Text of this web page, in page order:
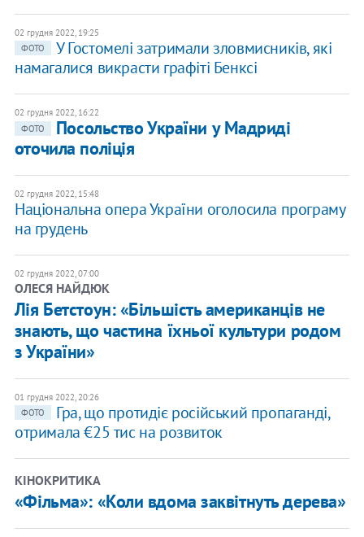
02 грудня 2022, 19:25
ФОТО
​У Гостомелі затримали зловмисників, які
намагалися викрасти графіті Бенксі
02 грудня 2022, 16:22
ФОТО
Посольство України у Мадриді
оточила поліція
02 грудня 2022, 15:48
Національна опера України оголосила програму
на грудень
02 грудня 2022, 07:00
ОЛЕСЯ НАЙДЮК
Лія Бетстоун: «Більшість американців не
знають, що частина їхньої культури родом
з України»
01 грудня 2022, 20:26
ФОТО
Гра, що протидіє російський пропаганді,
отримала €25 тис на розвиток
КІНОКРИТИКА
«Фільма»: «Коли вдома заквітнуть дерева»